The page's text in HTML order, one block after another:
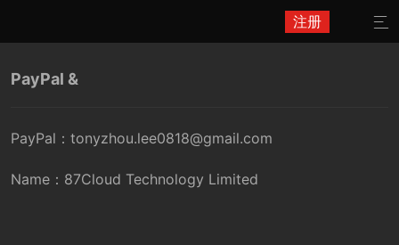
注册 
PayPal &
PayPal：tonyzhou.lee0818@gmail.com
Name：87Cloud Technology Limited